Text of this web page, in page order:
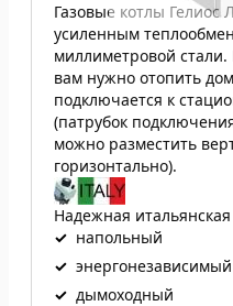
Газовые котлы Гелиос
усиленным
миллиметровой
вам нужно отопить
подключается к
(патрубок
можно разместить
горизонтально).
Надежная
✓ напольный
✓ энергонезависимый
✓ дымоходный